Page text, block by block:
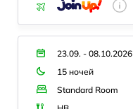
23.09. - 08.10.2026
15 ночей
Standard Room